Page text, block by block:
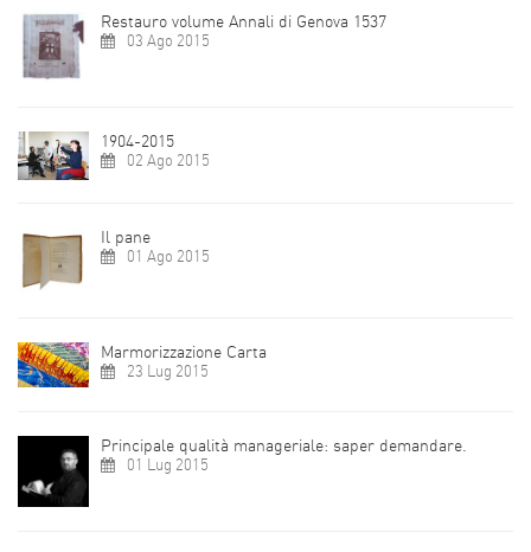
Restauro volume Annali di Genova 1537
03 Ago 2015
1904-2015
02 Ago 2015
Il pane
01 Ago 2015
Marmorizzazione Carta
23 Lug 2015
Principale qualità manageriale: saper demandare.
01 Lug 2015